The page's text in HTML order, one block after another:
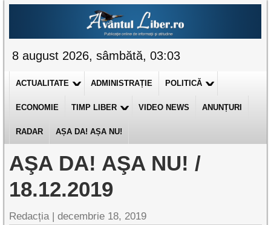
8 august 2026, sâmbătă, 03:03
ACTUALITATE ADMINISTRAȚIE POLITICĂ
ECONOMIE TIMP LIBER VIDEO NEWS ANUNȚURI
RADAR AȘA DA! AȘA NU!
AŞA DA! AŞA NU! /
18.12.2019
Redacția |decembrie 18, 2019